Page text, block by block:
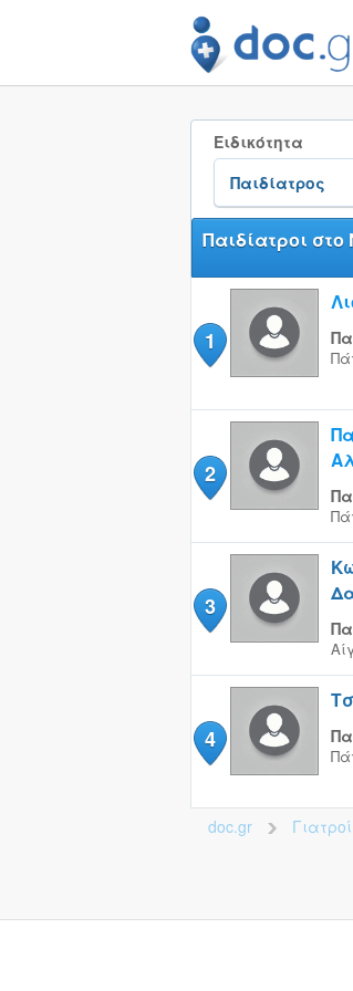
Ειδικότητα
Παιδίατροι
1
2
3
4
doc.gr >Γιατροί